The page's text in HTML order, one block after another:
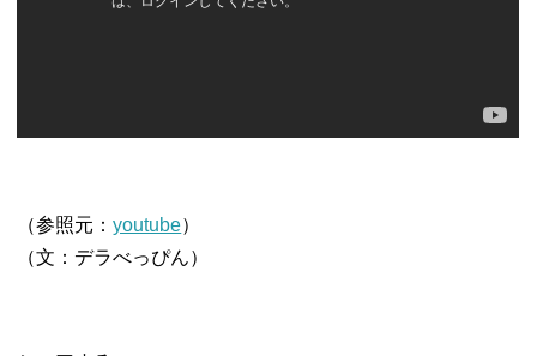
（参照元：youtube）
（文：デラべっぴん）